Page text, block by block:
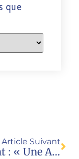
que
Article Suivant
Le Point : « Une Association S’attaque Aux Services De Mères Porteuses »